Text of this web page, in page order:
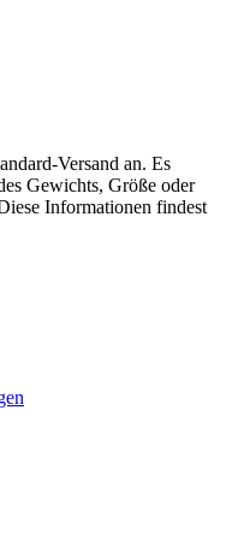
Versand an. Es
Gewichts, Größe oder
Informationen findest